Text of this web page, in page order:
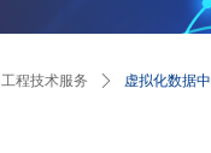
工程技术服务 ꄲ 虚拟化数据